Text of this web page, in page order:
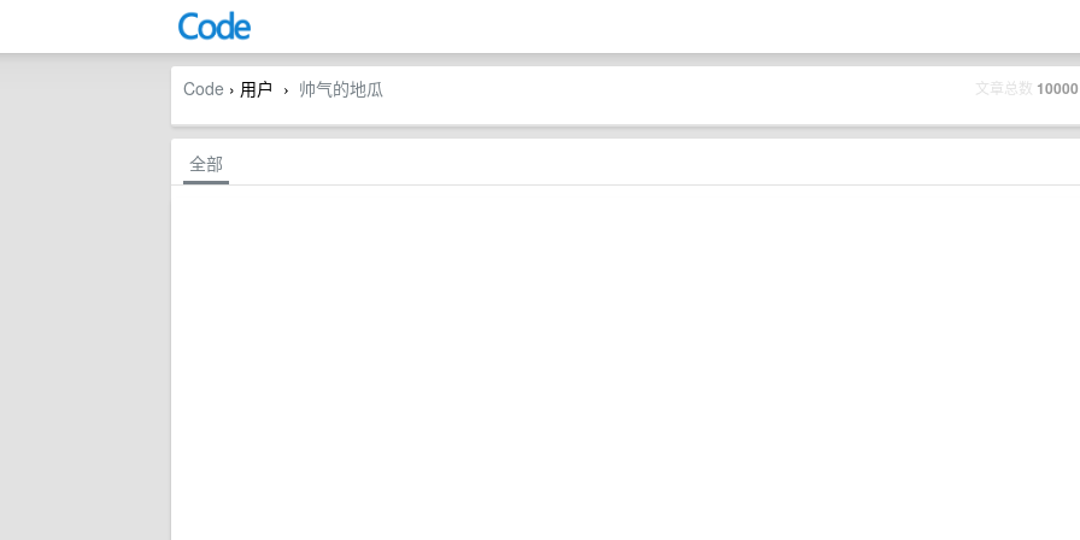
文章总数 10000
Code › 用户 › 帅气的地瓜
全部